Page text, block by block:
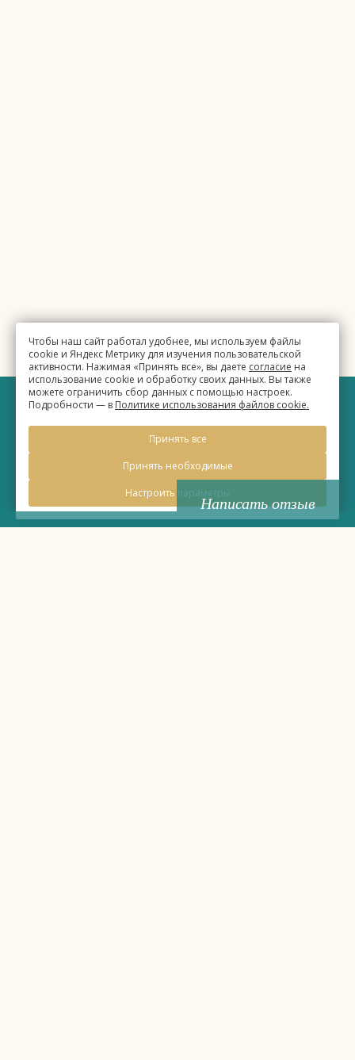
Чтобы наш сайт работал удобнее, мы используем файлы
cookie и Яндекс Метрику для изучения пользовательской
активности. Нажимая «Принять все», вы даете согласие на
использование cookie и обработку своих данных. Вы также
можете ограничить сбор данных с помощью настроек.
Подробности — в Политике использования файлов cookie.
Принять все
Принять необходимые
Настроить параметры
Написать отзыв
2026, Официальный сайт
Правовая информация
Политика обработки персональных данных